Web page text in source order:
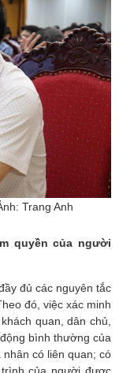
Trang Anh
quyền của người
đủ các nguyên tắc
đó, việc xác minh
quan, dân chủ,
bình thường của
có liên quan; có